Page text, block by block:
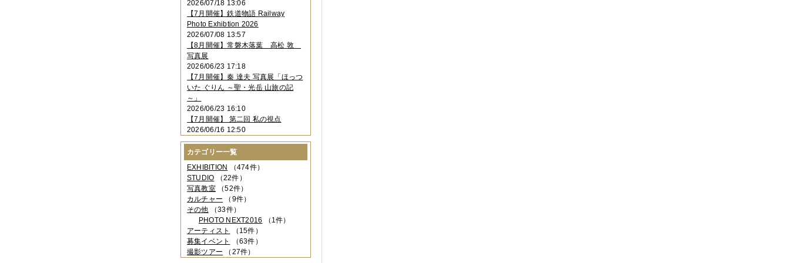
2023年11月 （4件）
2023年10月（3件）
2023年09月（4件）
2023年08月 （1件）
2023年06月（3件）
2023年05月
2023年04月 （2件）
2023年03月（5件）
2023年02月（3件）
2023年01月
2022年12月 （3件）
2022年11月（2件）
2022年10月（4件）
2022年09月（2件）
2022年08月
（3件）
2022年07月（3件）
2022年05月（4件）
2022年04月（2件）
2022年03月
（5件）
2022年02月（3件）
2022年01月（3件）
2021年12月（2件）
2021年11月（3件）
2021年10月
（1件）
2026/07/18 13:06
【7月開催】鉄道物語 Railway
Photo Exhibtion 2026
2026/07/08 13:57
【8月開催】常磐木落葉 高松 敦
写真展
2026/06/23 17:18
【7月開催】秦 達夫 写真展「ほっつ
いた ぐりん ～聖・光岳 山旅の記
～」
2026/06/23 16:10
【7月開催】 第二回 私の視点
2026/06/16 12:50
カテゴリー一覧
EXHIBITION （474件）
STUDIO （22件）
写真教室（52件）
カルチャー （9件）
その他 （33件）
PHOTO NEXT2016 （1件）
アーティスト
（15件）
募集イベント
（63件）
撮影ツアー （27件）